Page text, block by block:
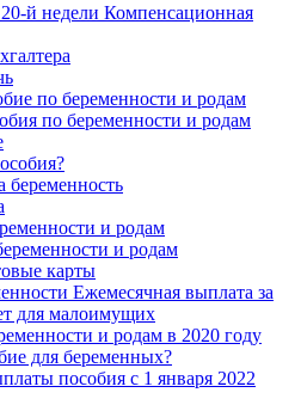
й недели Компенсационная
по беременности и родам
по беременности и родам
беременность
и родам
и родам
карты
Ежемесячная выплата за
для малоимущих
и родам в 2020 году
для беременных?
пособия с 1 января 2022